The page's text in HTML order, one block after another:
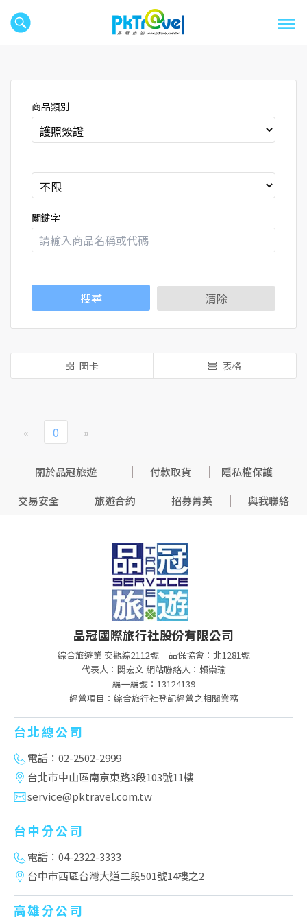
商品類別
關鍵字
搜尋 清除
圖卡 表格
« 0 »
關於品冠旅遊 付款取貨
隱私權保護
交易安全
旅遊合約 招募菁英 與我聯絡
品冠國際旅行社股份有限公司
綜合旅遊業 交觀綜2112號
品保協會：北1281號
代表人：関宏文 網站聯絡人：賴崇瑜
編一編號：13124139
經營項目：綜合旅行社登記經營之相關業務
台北總公司
電話：02-2502-2999
台北市中山區南京東路3段103號11樓
service@pktravel.com.tw
台中分公司
電話：04-2322-3333
台中市西區台灣大道二段501號14樓之2
高雄分公司